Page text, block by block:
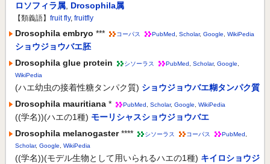
ロソフィラ属, Drosophila属
【類義語】 fruit fly, fruitfly
Drosophila embryo *** コーパス PubMed , Scholar, Google, WikiPedia
ショウジョウバエ胚
Drosophila glue protein
シソーラス PubMed , Scholar, Google,
WikiPedia
(ハエ幼虫の接着性糖タンパク質) ショウジョウバエ糊タンパク質
Drosophila mauritiana * PubMed , Scholar, Google, WikiPedia
((学名))(ハエの1種) モーリシャスショウジョウバエ
Drosophila melanogaster **** シソーラス コーパス PubMed ,
Scholar, Google, WikiPedia
((学名))(モデル生物として用いられるハエの1種) キイロショウジ